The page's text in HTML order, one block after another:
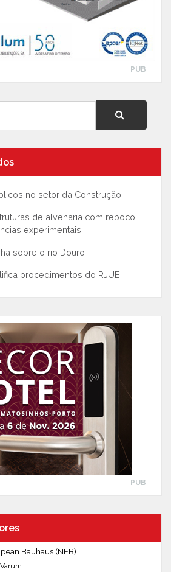
PUB
no setor da Construção
de alvenaria com reboco
experimentais
sobre o rio Douro
procedimentos do RJUE
PUB
Bauhaus (NEB)